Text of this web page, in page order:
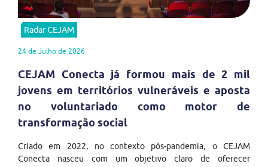
Radar CEJAM
24 de Julho de 2026
CEJAM Conecta já formou mais de 2 mil
jovens em territórios vulneráveis e aposta
no voluntariado como motor de
transformação social
Criado em 2022, no contexto pós-pandemia, o CEJAM
Conecta nasceu com um objetivo claro de oferecer